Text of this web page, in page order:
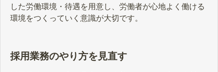
した労働環境・待遇を用意し、労働者が心地よく働ける
環境をつくっていく意識が大切です。
採用業務のやり方を見直す